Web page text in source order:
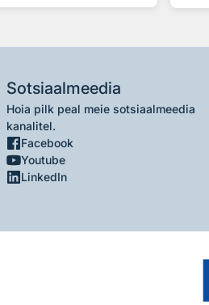
Sotsiaalmeedia
Hoia pilk peal meie sotsiaalmeedia
kanalitel.
Facebook
Youtube
LinkedIn